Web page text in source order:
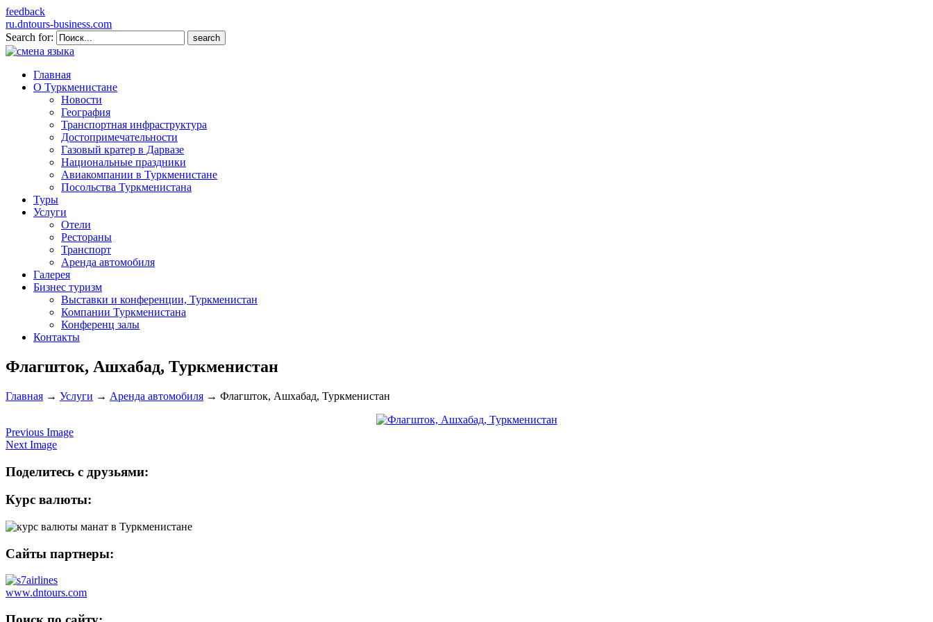
feedback
ru.dntours-business.com
Search for:
Главная
О Туркменистане
Новости
География
Транспортная инфраструктура
Достопримечательности
Газовый кратер в Дарвазе
Национальные праздники
Авиакомпании в Туркменистане
Посольства Туркменистана
Туры
Услуги
Отели
Рестораны
Транспорт
Аренда автомобиля
Галерея
Бизнес туризм
Выставки и конференции, Туркменистан
Компании Туркменистана
Конференц залы
Контакты
Флагшток, Ашхабад, Туркменистан
Главная → Услуги → Аренда автомобиля → Флагшток, Ашхабад, Туркменистан
Previous Image
Next Image
Поделитесь с друзьями:
Курс валюты:
Сайты партнеры:
www.dntours.com